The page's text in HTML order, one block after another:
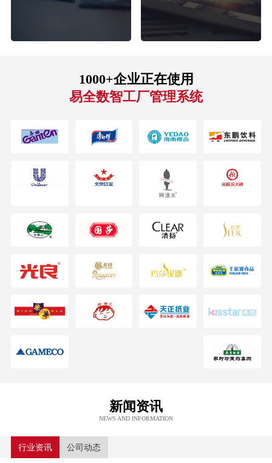
1000+企业正在使用
易全数智工厂管理系统
新闻资讯
NEWS AND INFORMATION
行业资讯 公司动态